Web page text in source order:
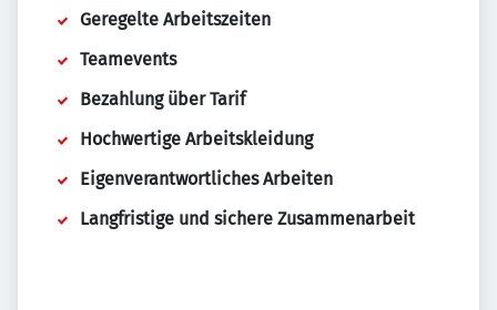
Geregelte Arbeitszeiten
Teamevents
Bezahlung über Tarif
Hochwertige Arbeitskleidung
Eigenverantwortliches Arbeiten
Langfristige und sichere Zusammenarbeit